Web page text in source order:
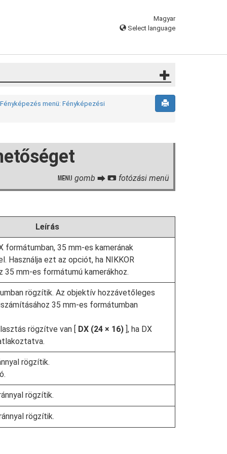
Magyar
Select language
menü: Fényképezési
G gomb U C fotózási menü
Leírás
formátumban, 35 mm-es kamerának
Használja ezt az opciót, ha NIKKOR
mm-es formátumú kamerákhoz.
rögzítik. Az objektív hozzávetőleges
35 mm-es formátumban
rögzítve van [ DX (24 × 16) ], ha DX
rögzítik.
rögzítik.
rögzítik.